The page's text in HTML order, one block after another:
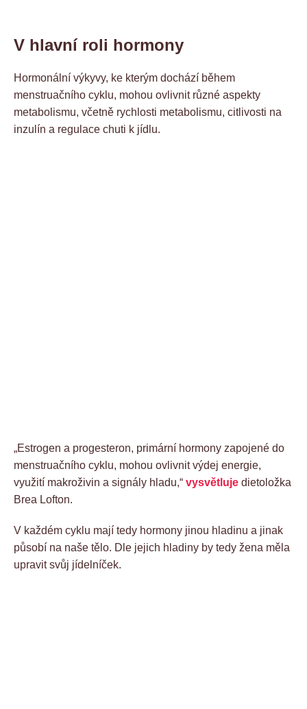
V hlavní roli hormony
Hormonální výkyvy, ke kterým dochází během
menstruačního cyklu, mohou ovlivnit různé aspekty
metabolismu, včetně rychlosti metabolismu, citlivosti na
inzulín a regulace chuti k jídlu.
„Estrogen a progesteron, primární hormony zapojené do
menstruačního cyklu, mohou ovlivnit výdej energie,
využití makroživin a signály hladu,“ vysvětluje dietoložka
Brea Lofton.
V každém cyklu mají tedy hormony jinou hladinu a jinak
působí na naše tělo. Dle jejich hladiny by tedy žena měla
upravit svůj jídelníček.